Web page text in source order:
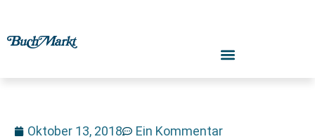
Oktober 13, 2018 Ein Kommentar